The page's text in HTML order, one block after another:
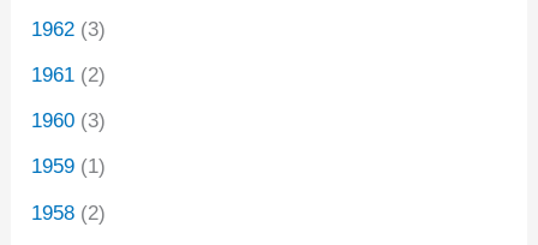
1962 (3)
1961 (2)
1960 (3)
1959 (1)
1958 (2)